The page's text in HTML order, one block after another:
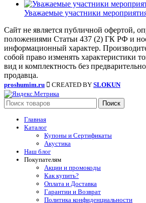
Уважаемые участники
Сайт не является публичной офертой,
положениями Статьи 437 (2) ГК РФ и
информационный характер.
собой право изменять характеристики
вид и комплектность без
продавца.
proshumim.ru CREATED BY SLOKUN
Поиск
Главная
Каталог
Купоны и Сертификаты
Акустика
Наш блог
Покупателям
Акции и промокоды
Как купить?
Оплата и Доставка
Гарантии и Возврат
Политика конфиденциальности